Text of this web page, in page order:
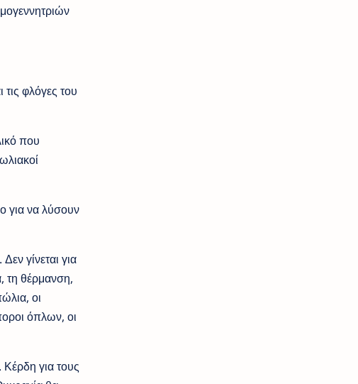
φλόγες του
που
για να λύσουν
γίνεται για
τη θέρμανση,
οι
όπλων, οι
για τους